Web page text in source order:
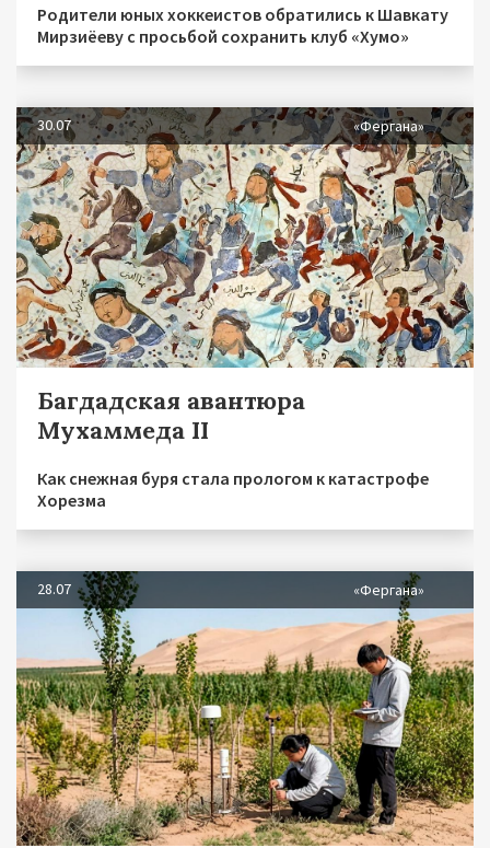
Родители юных хоккеистов обратились к Шавкату
Мирзиёеву с просьбой сохранить клуб «Хумо»
30.07 «Фергана»
Багдадская авантюра
Мухаммеда II
Как снежная буря стала прологом к катастрофе
Хорезма
28.07 «Фергана»